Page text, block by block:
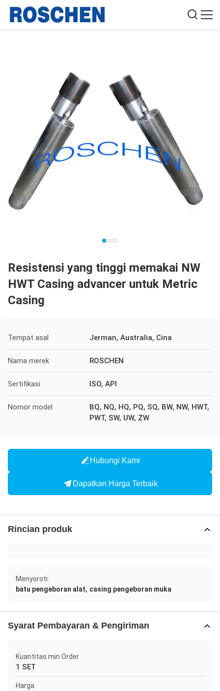
Resistensi yang tinggi memakai NW
HWT Casing advancer untuk Metric
Casing
Tempat asal Jerman, Australia, Cina
Nama merek ROSCHEN
Sertifikasi ISO, API
Nomor model
BQ, NQ, HQ, PQ, SQ, BW, NW, HWT,
PWT, SW, UW, ZW
Hubungi Kami
Dapatkan Harga Terbaik
Rincian produk
Menyoroti:
batu pengeboran alat, casing pengeboran muka
Syarat Pembayaran & Pengiriman
Kuantitas min Order
1 SET
Harga